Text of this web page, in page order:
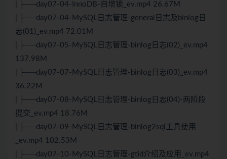
| ├──day07-04-InnoDB-自增锁_ev.mp4 26.67M
| ├──day07-04-MySQL日志管理-general日志及binlog日
志(01)_ev.mp4 72.01M
| ├──day07-05-MySQL日志管理-binlog日志(02)_ev.mp4
137.98M
| ├──day07-07-MySQL日志管理-binlog日志(03)_ev.mp4
36.22M
| ├──day07-08-MySQL日志管理-binlog日志(04)-两阶段
提交_ev.mp4 18.76M
| ├──day07-09-MySQL日志管理-binlog2sql工具使用
_ev.mp4 102.53M
| ├──day07-10-MySQL日志管理-gtid介绍及应用_ev.mp4